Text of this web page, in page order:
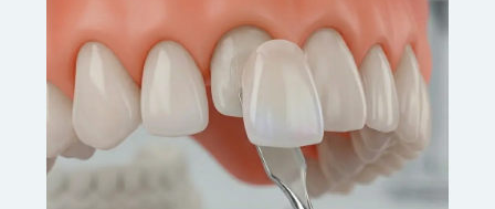
invasivo.
VER DETALHES